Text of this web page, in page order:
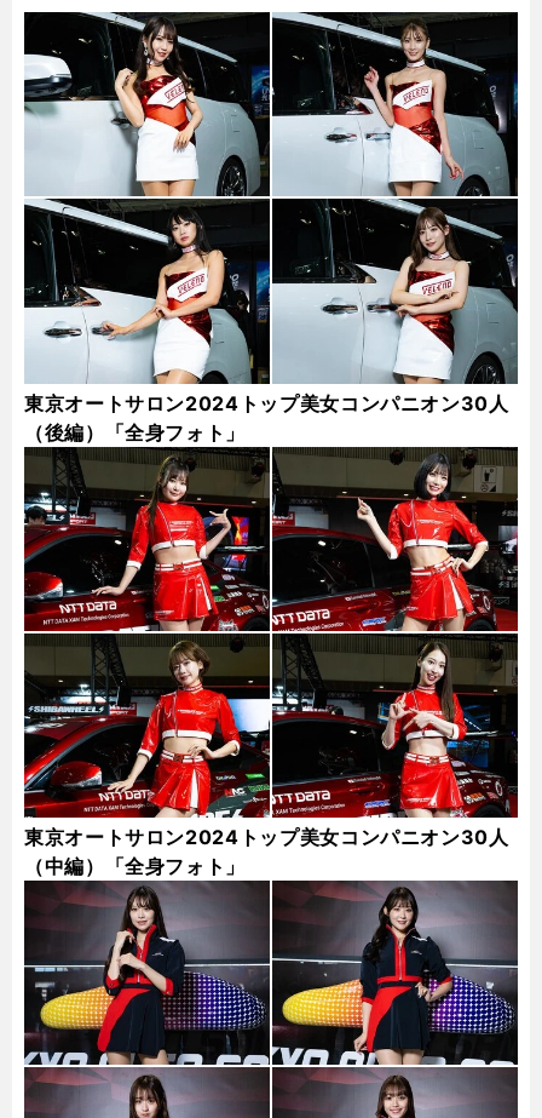
東京オートサロン2024トップ美女コンパニオン30人
（後編）「全身フォト」
東京オートサロン2024トップ美女コンパニオン30人
（中編）「全身フォト」